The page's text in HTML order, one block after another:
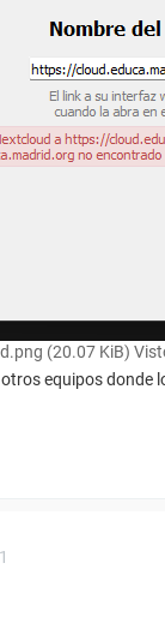
(20.07 KiB)
equipos donde